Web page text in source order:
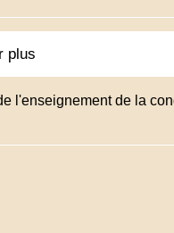
plus
l'enseignement de la